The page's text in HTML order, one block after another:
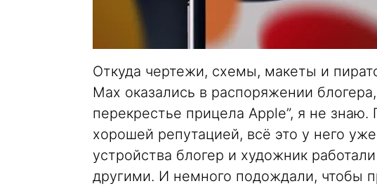
Откуда чертежи, схемы, макеты и
Max оказались в распоряжении
перекрестье прицела Apple”, я не
хорошей репутацией, всё это у него
устройства блогер и художник
другими. И немного подождали, чтобы